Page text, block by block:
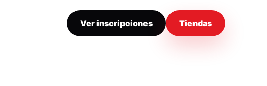
Ver inscripciones Tiendas